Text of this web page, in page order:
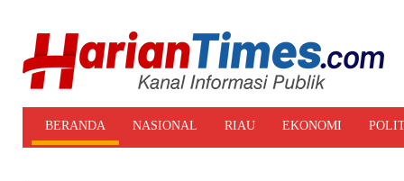
BERANDA NASIONAL RIAU EKONOMI